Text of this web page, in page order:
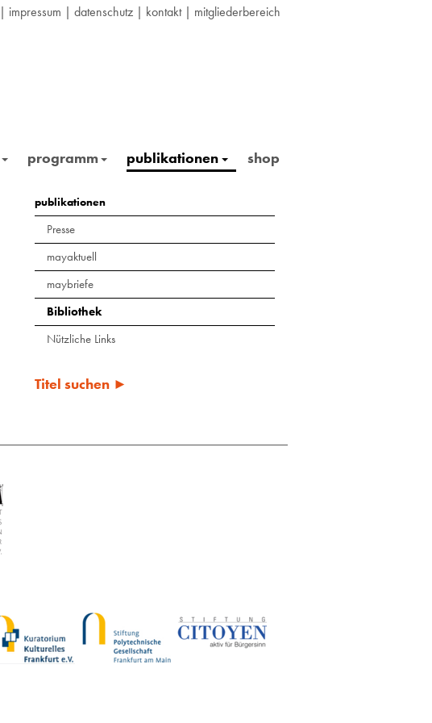
| impressum | datenschutz | kontakt| mitgliederbereich
programm publikationen shop
publikationen
Presse
mayaktuell
maybriefe
Bibliothek
Nützliche Links
Titel suchen ►